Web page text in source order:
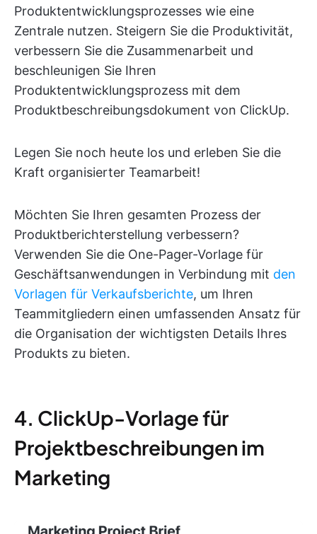
Produktentwicklungsprozesses wie eine
Zentrale nutzen. Steigern Sie die Produktivität,
verbessern Sie die Zusammenarbeit und
beschleunigen Sie Ihren
Produktentwicklungsprozess mit dem
Produktbeschreibungsdokument von ClickUp.
Legen Sie noch heute los und erleben Sie die
Kraft organisierter Teamarbeit!
Möchten Sie Ihren gesamten Prozess der
Produktberichterstellung verbessern?
Verwenden Sie die One-Pager-Vorlage für
Geschäftsanwendungen in Verbindung mit den
Vorlagen für Verkaufsberichte, um Ihren
Teammitgliedern einen umfassenden Ansatz für
die Organisation der wichtigsten Details Ihres
Produkts zu bieten.
4. ClickUp-Vorlage für
Projektbeschreibungen im
Marketing